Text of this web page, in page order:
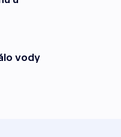
vody